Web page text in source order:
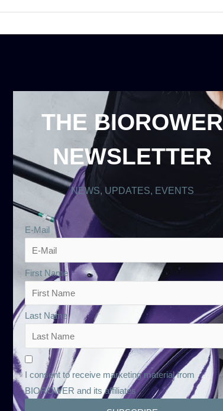
THE BIOROWER
NEWSLETTER
NEWS, UPDATES, EVENTS
E-Mail
First Name
Last Name
I consent to receive marketing material from
BIOROWER and its affiliates